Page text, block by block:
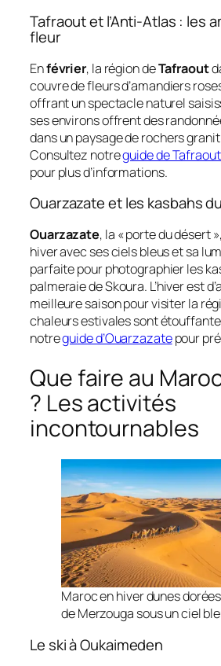
Tafraout et l’Anti-Atlas : les
fleur
Enfévrier, la région deTafraout
couvre de fleurs d’amandiers
offrant un spectacle naturel
ses environs offrent des
dans un paysage de rochers
Consultez notreguide de
pour plus d’informations.
Ouarzazate et les kasbahs
Ouarzazate, la « porte du désert
hiver avec ses ciels bleus et sa
parfaite pour photographier les
palmeraie de Skoura. L’hiver est
meilleure saison pour visiter la
chaleurs estivales sont
notreguide d’Ouarzazatepour
Que faire au
? Les activités
incontournables
Maroc en hiver dunes
de Merzouga sous un ciel
Le ski à Oukaimeden